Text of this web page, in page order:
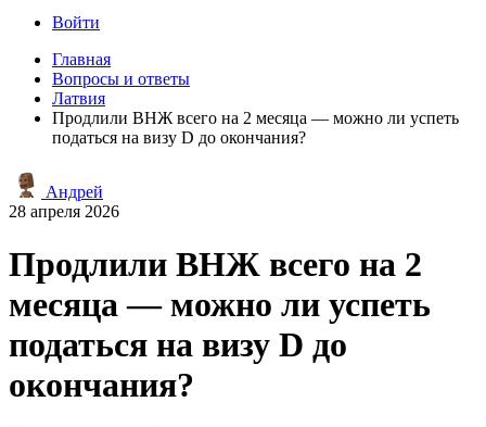
Войти
Главная
Вопросы и ответы
Латвия
Продлили ВНЖ всего на 2 месяца — можно ли успеть
податься на визу D до окончания?
Андрей
28 апреля 2026
Продлили ВНЖ всего на 2
месяца — можно ли успеть
податься на визу D до
окончания?